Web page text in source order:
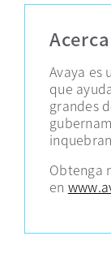
Avaya es
que
grandes
Obtenga
en